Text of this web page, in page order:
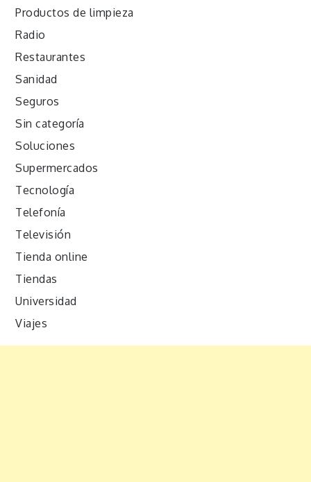
Productos de limpieza
Radio
Restaurantes
Sanidad
Seguros
Sin categoría
Soluciones
Supermercados
Tecnología
Telefonía
Televisión
Tienda online
Tiendas
Universidad
Viajes